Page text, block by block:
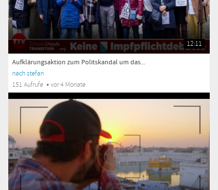
12:11
Aufklärungsaktion zum Politskandal um das...
nach stefan
151 Aufrufe
vor 4 Monate